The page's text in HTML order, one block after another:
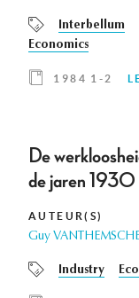
Interbellum
Economics
1984 1-2
De
de jaren 1930
AUTEUR(S)
Guy
Industry